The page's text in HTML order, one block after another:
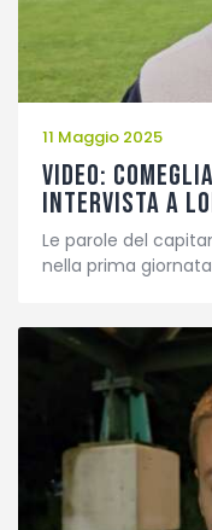
11 Maggio 2025
VIDEO:
intervista a
Le parole del
nella prima